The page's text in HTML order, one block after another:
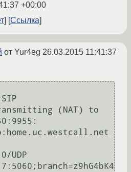
+00:00
Ссылка
от Yur4eg 26.03.2015 11:41:37
(NAT) to
UDP